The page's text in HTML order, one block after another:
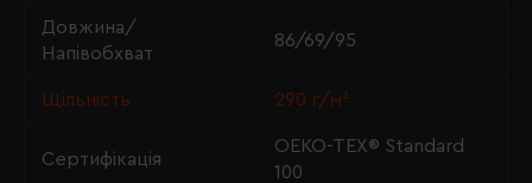
Довжина/
Напівобхват
86/69/95
Щільність 290 г/м²
Сертифікація
OEKO-TEX® Standard
100